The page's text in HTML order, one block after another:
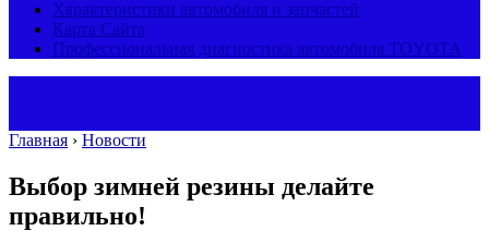
Характеристики автомобиля и запчастей
Карта Сайта
Профессиональная диагностика автомобиля TOYOTA
Главная › Новости
Выбор зимней резины делайте
правильно!